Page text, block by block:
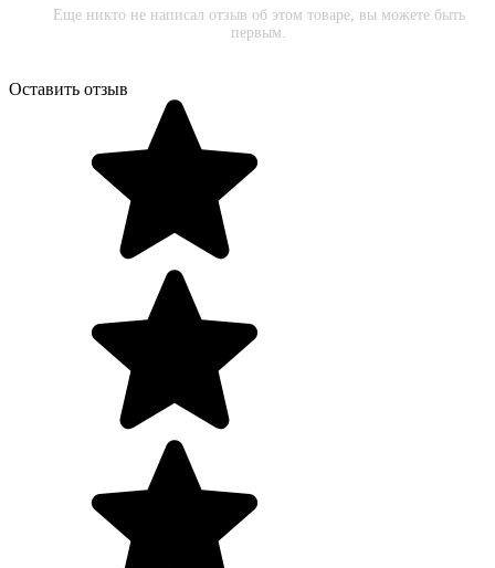
Еще никто не написал отзыв об этом товаре, вы можете быть
первым.
Оставить отзыв